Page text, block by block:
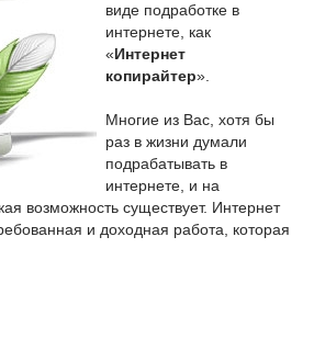
виде подработке в
интернете, как
«Интернет
копирайтер».
Многие из Вас, хотя бы
раз в жизни думали
подрабатывать в
интернете, и на
возможность существует. Интернет
и доходная работа, которая